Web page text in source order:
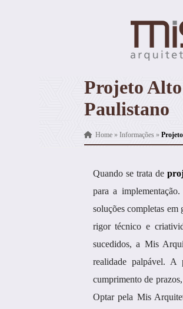
Projeto
Paulistano
Home» Informações »
Quando se trata de
para a
soluções completas em
rigor técnico e
sucedidos, a Mis
realidade palpável. A
cumprimento de
Optar pela Mis